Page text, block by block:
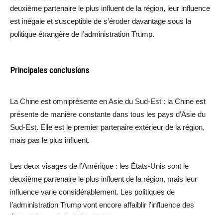
deuxième partenaire le plus influent de la région, leur influence
est inégale et susceptible de s’éroder davantage sous la
politique étrangère de l’administration Trump.
Principales conclusions
La Chine est omniprésente en Asie du Sud-Est : la Chine est
présente de manière constante dans tous les pays d’Asie du
Sud-Est. Elle est le premier partenaire extérieur de la région,
mais pas le plus influent.
Les deux visages de l’Amérique : les États-Unis sont le
deuxième partenaire le plus influent de la région, mais leur
influence varie considérablement. Les politiques de
l’administration Trump vont encore affaiblir l’influence des